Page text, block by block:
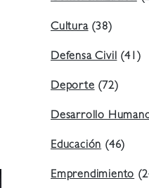
Cultura(38)
Defensa Civil(41)
Deporte(72)
Desarrollo
Educación(46)
Emprendimiento